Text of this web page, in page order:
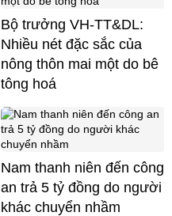
Bộ trưởng VH-TT&DL:
Nhiều nét đặc sắc của
nông thôn mai một do bê
tông hoá
Nam thanh niên đến công
an trả 5 tỷ đồng do người
khác chuyển nhầm